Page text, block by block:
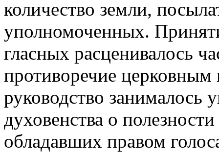
количество земли,
уполномоченных.
гласных расценивалось
противоречие
руководство занималось
духовенства о
обладавших правом